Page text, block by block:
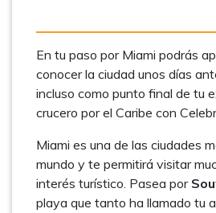
En tu paso por Miami podrás
conocer la ciudad unos días
incluso como punto final de tu
crucero por el Caribe con
Miami es una de las ciudades
mundo y te permitirá visitar
interés turístico. Pasea por
playa que tanto ha llamado tu